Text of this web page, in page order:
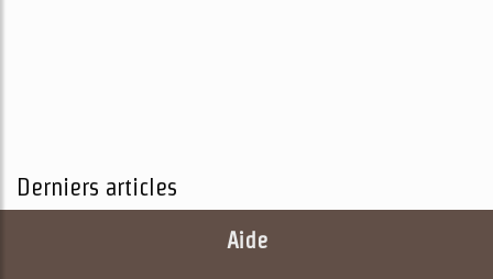
Derniers articles
Aide